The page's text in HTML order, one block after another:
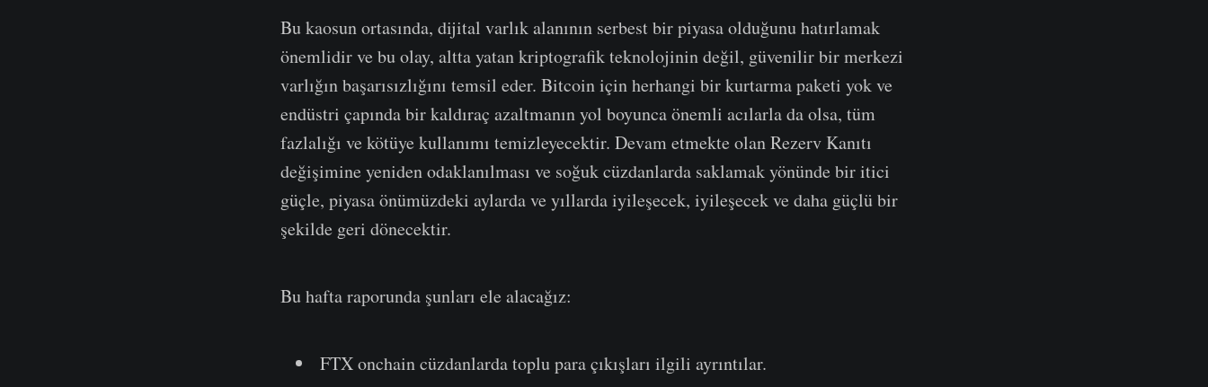
Bu kaosun ortasında, dijital varlık alanının serbest bir piyasa olduğunu hatırlamak
önemlidir ve bu olay, altta yatan kriptografik teknolojinin değil, güvenilir bir merkezi
varlığın başarısızlığını temsil eder. Bitcoin için herhangi bir kurtarma paketi yok ve
endüstri çapında bir kaldıraç azaltmanın yol boyunca önemli acılarla da olsa, tüm
fazlalığı ve kötüye kullanımı temizleyecektir. Devam etmekte olan Rezerv Kanıtı
değişimine yeniden odaklanılması ve soğuk cüzdanlarda saklamak yönünde bir itici
güçle, piyasa önümüzdeki aylarda ve yıllarda iyileşecek, iyileşecek ve daha güçlü bir
şekilde geri dönecektir.
Bu hafta raporunda şunları ele alacağız:
FTX onchain cüzdanlarda toplu para çıkışları ilgili ayrıntılar.